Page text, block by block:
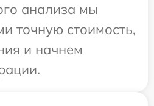
анализа мы
точную стоимость,
и начнем